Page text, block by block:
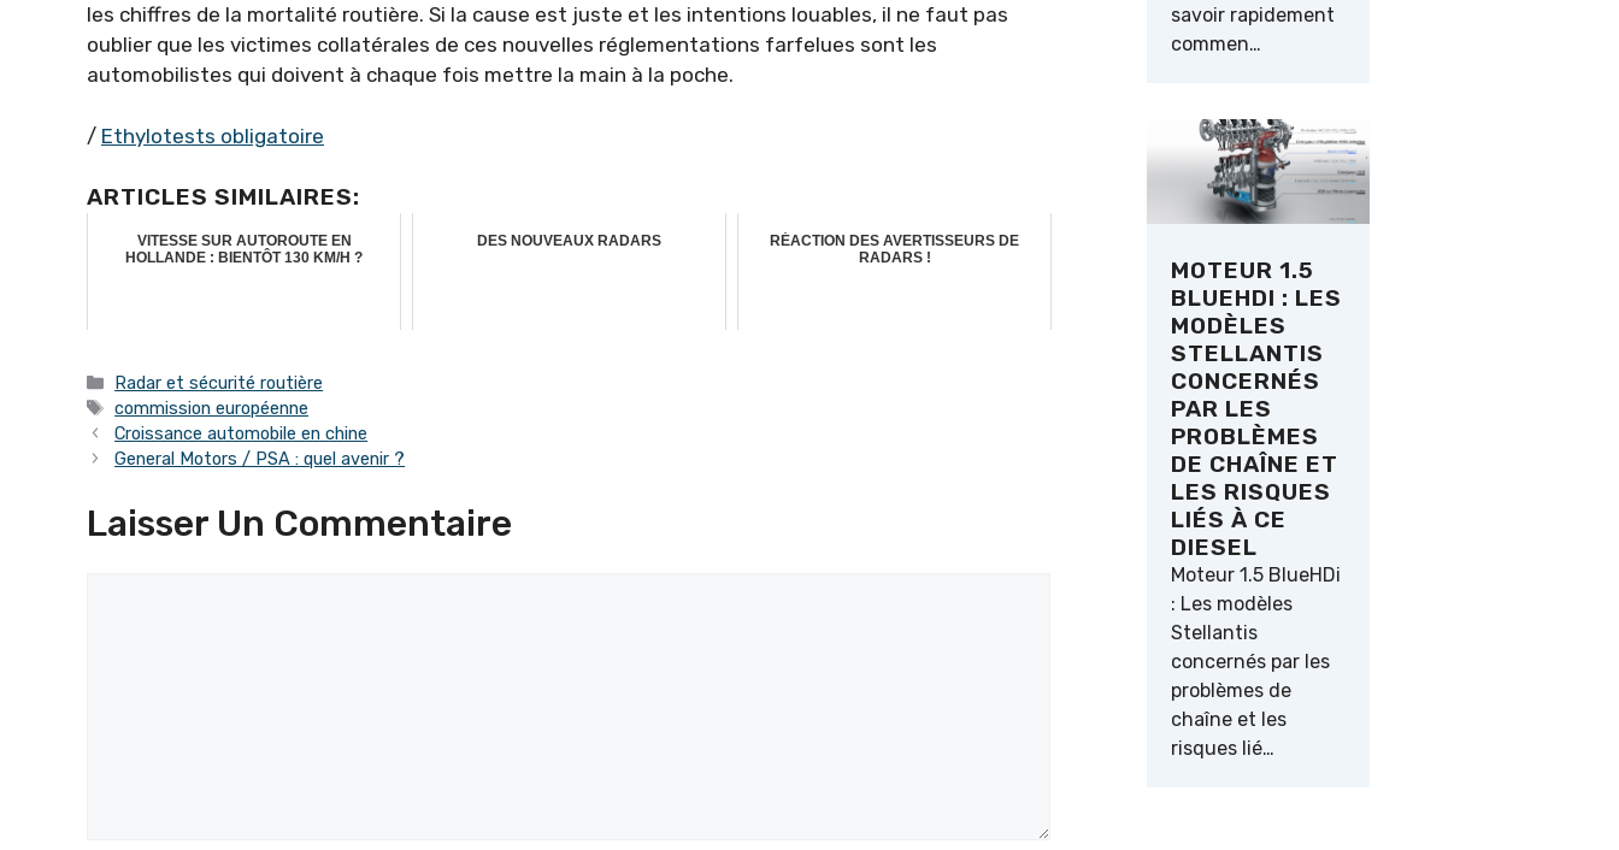
les chiffres de la mortalité routière. Si la cause est juste et les intentions louables, il ne faut pas
oublier que les victimes collatérales de ces nouvelles réglementations farfelues sont les
automobilistes qui doivent à chaque fois mettre la main à la poche.
/ Ethylotests obligatoire
ARTICLES SIMILAIRES:
VITESSE SUR AUTOROUTE EN
HOLLANDE : BIENTÔT 130 KM/H ?
DES NOUVEAUX RADARS
RÉACTION DES AVERTISSEURS DE
RADARS !
Catégories
Radar et sécurité routière
Étiquettes
commission européenne
Croissance automobile en chine
General Motors / PSA : quel avenir ?
Laisser Un Commentaire
savoir rapidement
commen…
MOTEUR 1.5
BLUEHDI : LES
MODÈLES
STELLANTIS
CONCERNÉS
PAR LES
PROBLÈMES
DE CHAÎNE ET
LES RISQUES
LIÉS À CE
DIESEL
Moteur 1.5 BlueHDi
: Les modèles
Stellantis
concernés par les
problèmes de
chaîne et les
risques lié…